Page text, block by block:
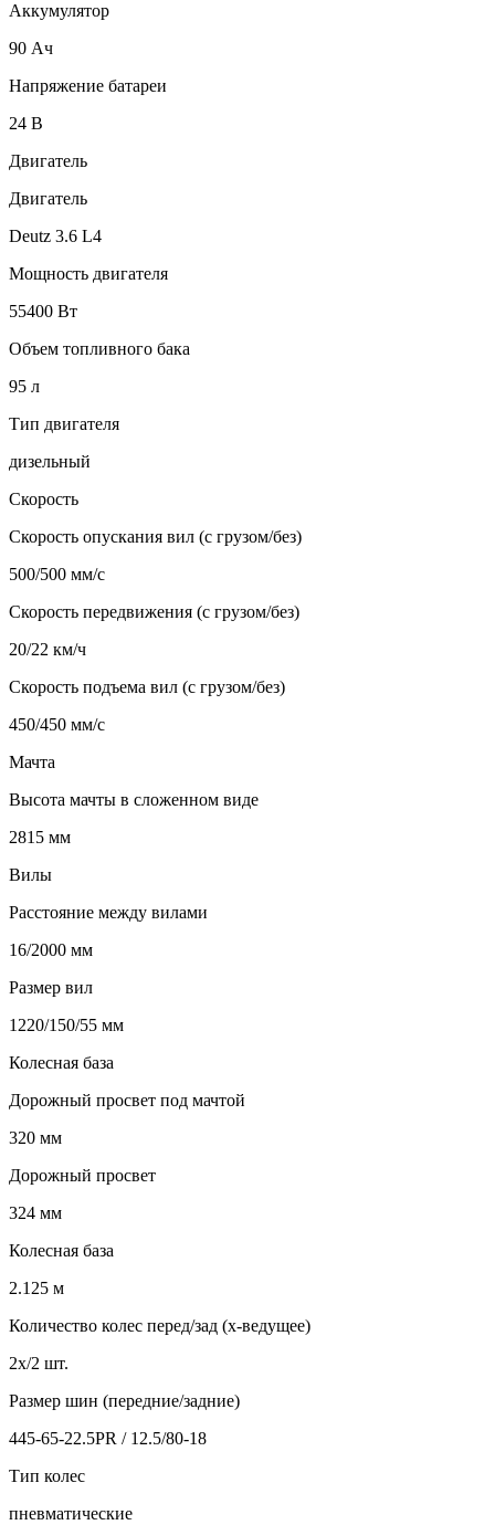
Аккумулятор
90 Ач
Напряжение батареи
24 B
Двигатель
Двигатель
Deutz 3.6 L4
Мощность двигателя
55400 Вт
Объем топливного бака
95 л
Тип двигателя
дизельный
Скорость
Скорость опускания вил (с грузом/без)
500/500 мм/с
Скорость передвижения (с грузом/без)
20/22 км/ч
Скорость подъема вил (с грузом/без)
450/450 мм/с
Мачта
Высота мачты в сложенном виде
2815 мм
Вилы
Расстояние между вилами
16/2000 мм
Размер вил
1220/150/55 мм
Колесная база
Дорожный просвет под мачтой
320 мм
Дорожный просвет
324 мм
Колесная база
2.125 м
Количество колес перед/зад (x-ведущее)
2x/2 шт.
Размер шин (передние/задние)
445-65-22.5PR / 12.5/80-18
Тип колес
пневматические